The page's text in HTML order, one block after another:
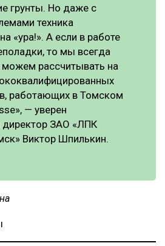
грунты. Но даже с
техника
«ура!». А если в работе
то мы всегда
можем рассчитывать на
работающих в Томском
— уверен
директор ЗАО «ЛПК
Виктор Шпилькин.